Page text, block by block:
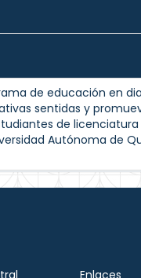
de educación en
sentidas y
de licenciatura
Autónoma de
Enlaces